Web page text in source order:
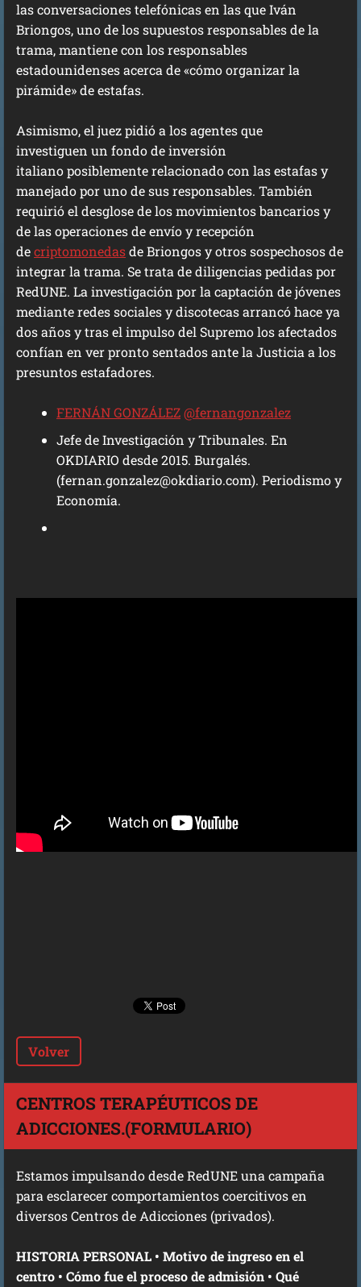
las conversaciones telefónicas en las que Iván
Briongos, uno de los supuestos responsables de la
trama, mantiene con los responsables
estadounidenses acerca de «cómo organizar la
pirámide» de estafas.
Asimismo, el juez pidió a los agentes que
investiguen un fondo de inversión
italiano posiblemente relacionado con las estafas y
manejado por uno de sus responsables. También
requirió el desglose de los movimientos bancarios y
de las operaciones de envío y recepción
decriptomonedasde Briongos y otros sospechosos de
integrar la trama. Se trata de diligencias pedidas por
RedUNE. La investigación por la captación de jóvenes
mediante redes sociales y discotecas arrancó hace ya
dos años y tras el impulso del Supremo los afectados
confían en ver pronto sentados ante la Justicia a los
presuntos estafadores.
FERNÁN GONZÁLEZ@fernangonzalez
Jefe de Investigación y Tribunales. En
OKDIARIO desde 2015. Burgalés.
(fernan.gonzalez@okdiario.com). Periodismo y
Economía.
Volver
CENTROS TERAPÉUTICOS DE
ADICCIONES.(FORMULARIO)
Estamos impulsando desde RedUNE una campaña
para esclarecer comportamientos coercitivos en
diversos Centros de Adicciones (privados).
HISTORIA PERSONAL • Motivo de ingreso en el
centro • Cómo fue el proceso de admisión • Qué